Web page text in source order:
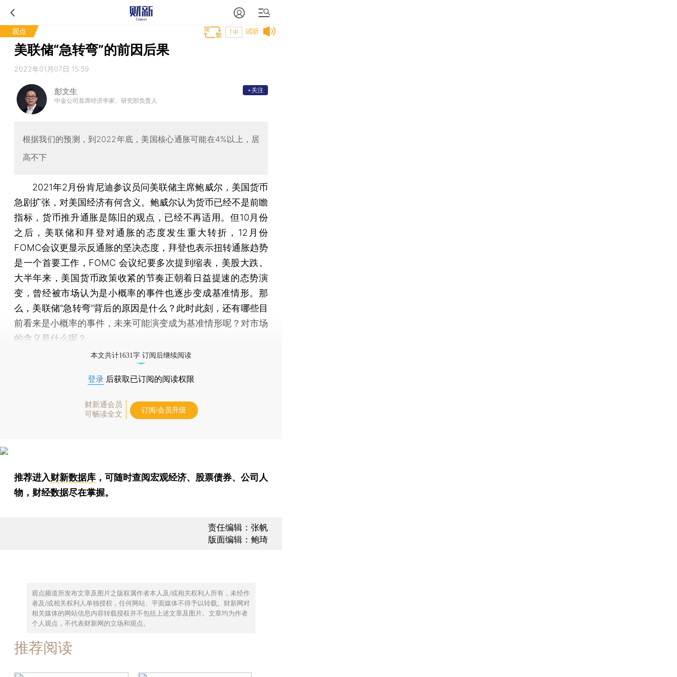
观点 试听
T中
美联储“急转弯”的前因后果
2022年01月07日 15:59
彭文生
中金公司首席经济学家、研究部负责人
+关注
根据我们的预测，到2022年底，美国核心通胀可能在4%以上，居
高不下
2021年2月份肯尼迪参议员问美联储主席鲍威尔，美国货币
急剧扩张，对美国经济有何含义。鲍威尔认为货币已经不是前瞻
指标，货币推升通胀是陈旧的观点，已经不再适用。但10月份
之后，美联储和拜登对通胀的态度发生重大转折，12月份
FOMC会议更显示反通胀的坚决态度，拜登也表示扭转通胀趋势
是一个首要工作，FOMC 会议纪要多次提到缩表，美股大跌。
大半年来，美国货币政策收紧的节奏正朝着日益提速的态势演
变，曾经被市场认为是小概率的事件也逐步变成基准情形。那
么，美联储“急转弯”背后的原因是什么？此时此刻，还有哪些目
前看来是小概率的事件，未来可能演变成为基准情形呢？对市场
的含义是什么呢？
本文共计1631字 订阅后继续阅读
登录 后获取已订阅的阅读权限
财新通会员
可畅读全文
订阅/会员升级
推荐进入财新数据库 ，可随时查阅宏观经济、股票债券、公司人
物，财经数据尽在掌握。
责任编辑：张帆
版面编辑：鲍琦
观点频道所发布文章及图片之版权属作者本人及/或相关权利人所有，未经作
者及/或相关权利人单独授权，任何网站、平面媒体不得予以转载。财新网对
相关媒体的网站信息内容转载授权并不包括上述文章及图片。文章均为作者
个人观点，不代表财新网的立场和观点。
推荐阅读